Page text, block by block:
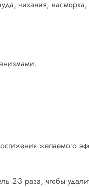
чихания, насморка,
желаемого
2-3 раза, чтобы